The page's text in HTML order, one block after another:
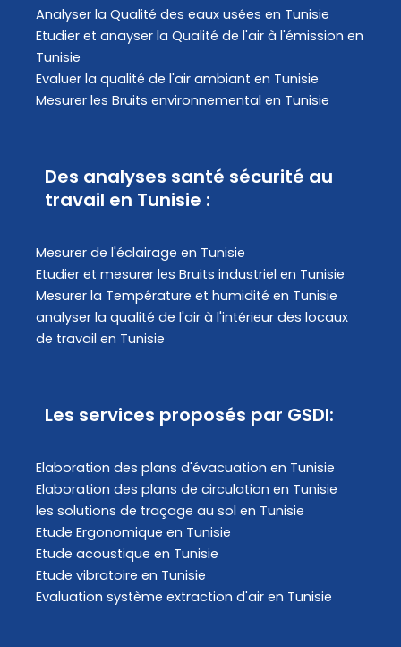
Analyser la Qualité des eaux usées en Tunisie
Etudier et anayser la Qualité de l'air à l'émission en
Tunisie
Evaluer la qualité de l'air ambiant en Tunisie
Mesurer les Bruits environnemental en Tunisie
Des analyses santé sécurité au
travail en Tunisie :
Mesurer de l'éclairage en Tunisie
Etudier et mesurer les Bruits industriel en Tunisie
Mesurer la Température et humidité en Tunisie
analyser la qualité de l'air à l'intérieur des locaux
de travail en Tunisie
Les services proposés par GSDI:
Elaboration des plans d'évacuation​ en Tunisie
Elaboration des plans de circulation en Tunisie
les solutions de traçage au sol en Tunisie
Etude Ergonomique en Tunisie
Etude acoustique en Tunisie
Etude vibratoire en Tunisie
Evaluation système extraction d'air en Tunisie